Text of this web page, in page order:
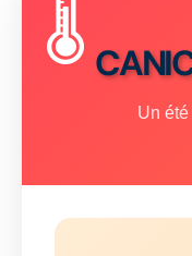
Un